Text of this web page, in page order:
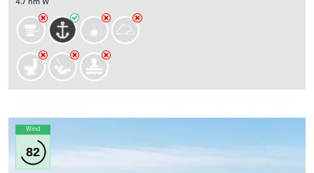
4.7 nm W
Wind
82